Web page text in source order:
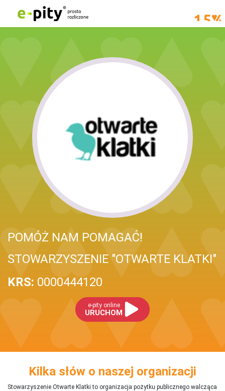
POMÓŻ NAM POMAGAĆ!
STOWARZYSZENIE "OTWARTE KLATKI"
KRS: 0000444120
e-pity online
URUCHOM
Kilka słów o naszej organizacji
Stowarzyszenie Otwarte Klatki to organizacja pożytku publicznego walcząca